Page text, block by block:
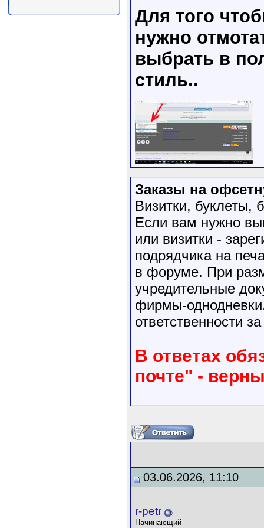
Для того
нужно
выбрать в
стиль..
Заказы на
Визитки, буклеты,
Если вам нужно
или визитки -
подрядчика на
в форуме. При
учредительные
фирмы-
ответственности
В ответах
почте" -
03.06.2026, 11:10
r-petr
Начинающий